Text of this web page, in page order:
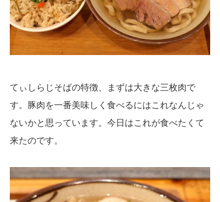
てぃしらじそばの特徴、まずは大きな三枚肉で
す。豚肉を一番美味しく食べるにはこれなんじゃ
ないかと思っています。今日はこれが食べたくて
来たのです。